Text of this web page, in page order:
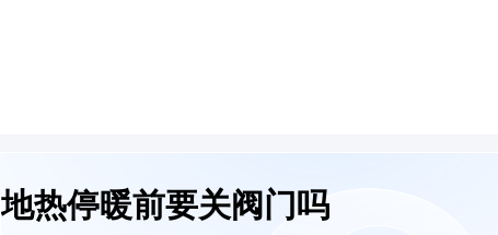
地热停暖前要关阀门吗